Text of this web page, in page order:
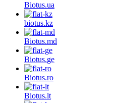
Biotus.ua
biotus.kz
Biotus.md
Biotus.ge
Biotus.ro
Biotus.lt